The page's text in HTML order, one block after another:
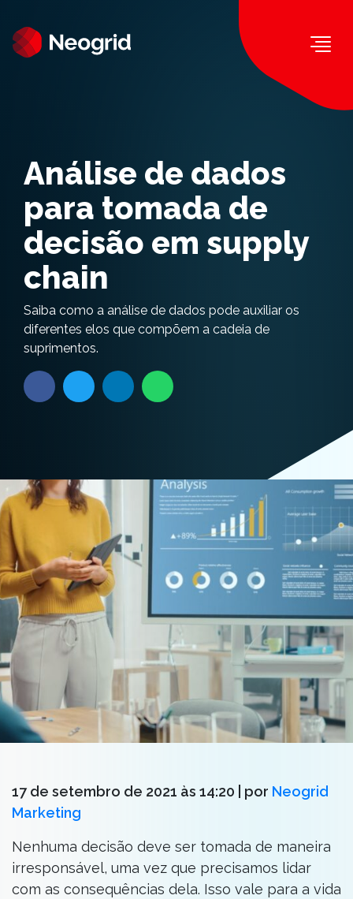
Análise de dados
para tomada de
decisão em supply
chain
Saiba como a análise de dados pode auxiliar os
diferentes elos que compõem a cadeia de
suprimentos.
17 de setembro de 2021 às 14:20 | por Neogrid
Marketing
Nenhuma decisão deve ser tomada de maneira
irresponsável, uma vez que precisamos lidar
com as consequências dela. Isso vale para a vida